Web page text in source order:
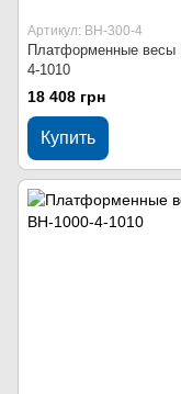
Артикул: ВН-300-4
Платформенные весы
4-1010
18 408 грн
Купить